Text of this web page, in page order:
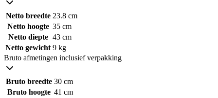
Netto breedte 23.8 cm
Netto hoogte 35 cm
Netto diepte 43 cm
Netto gewicht 9 kg
Bruto afmetingen inclusief verpakking
Bruto breedte 30 cm
Bruto hoogte 41 cm